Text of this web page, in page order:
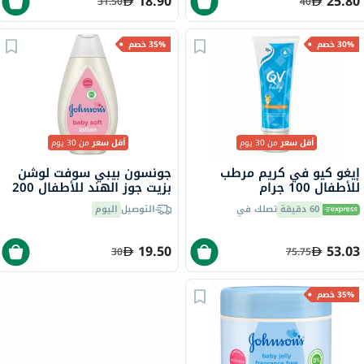
30% خصم
أقل سعرمن 30 يوم
إيغو كيو في كريم مرطب
للأطفال 100 جرام
60 دقيقة تصلك في
53.03
75.75
35% خصم
أقل سعرمن 30 يوم
جونسون بيبي سوفت لوشن
بزيت جوز الهند للأطفال 200
ملالتوصيل اليوم
19.50
30
35% خصم